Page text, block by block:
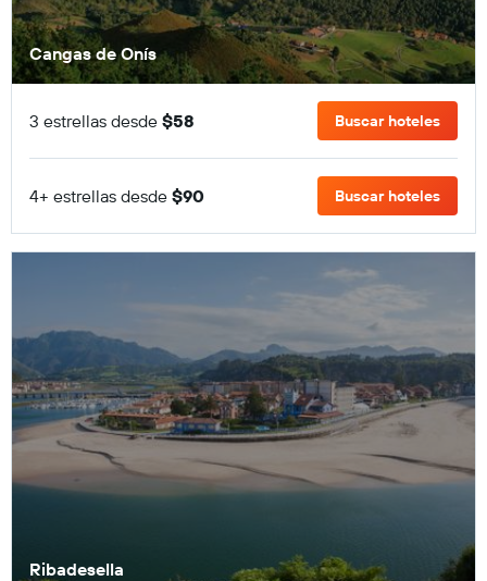
Cangas de Onís
3 estrellas desde $58 Buscar hoteles
4+ estrellas desde $90 Buscar hoteles
Ribadesella